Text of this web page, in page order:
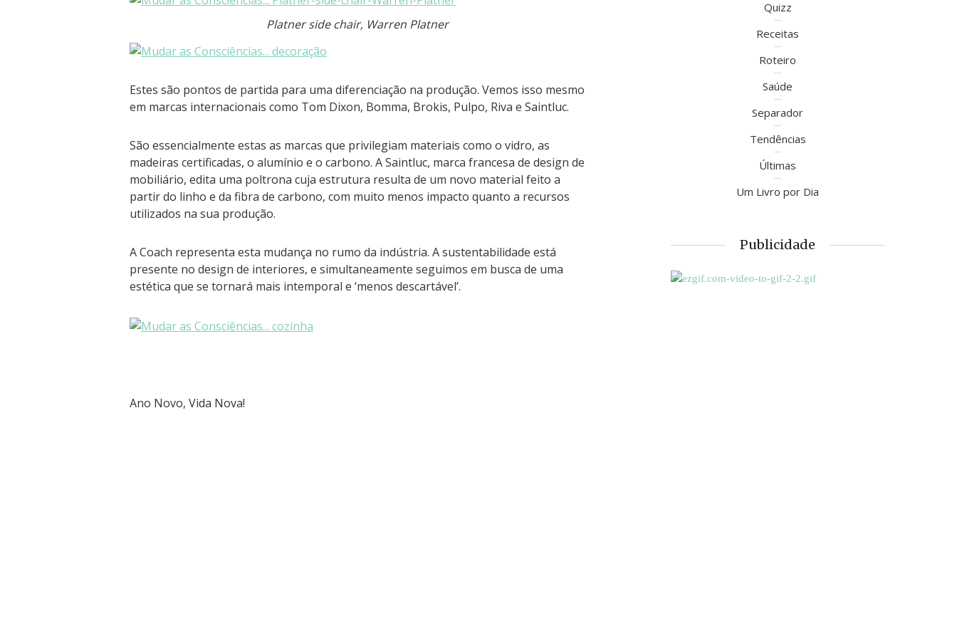
Platner side chair, Warren Platner
Estes são pontos de partida para uma diferenciação na produção. Vemos isso mesmo
em marcas internacionais como Tom Dixon, Bomma, Brokis, Pulpo, Riva e Saintluc.
São essencialmente estas as marcas que privilegiam materiais como o vidro, as
madeiras certificadas, o alumínio e o carbono. A Saintluc, marca francesa de design de
mobiliário, edita uma poltrona cuja estrutura resulta de um novo material feito a
partir do linho e da fibra de carbono, com muito menos impacto quanto a recursos
utilizados na sua produção.
A Coach representa esta mudança no rumo da indústria. A sustentabilidade está
presente no design de interiores, e simultaneamente seguimos em busca de uma
estética que se tornará mais intemporal e ‘menos descartável’.
Ano Novo, Vida Nova!
Quizz
Receitas
Roteiro
Saúde
Separador
Tendências
Últimas
Um Livro por Dia
Publicidade